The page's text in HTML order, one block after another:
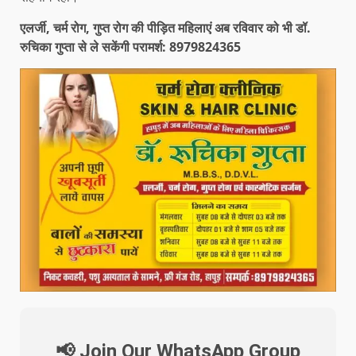
एलर्जी, चर्म रोग, गुप्त रोग की पीड़ित महिलाएं अब रविवार को भी डॉ.
रुचिका गुप्ता से ले सकेंगी परामर्श: 8979824365
📢 Join Our WhatsApp Group